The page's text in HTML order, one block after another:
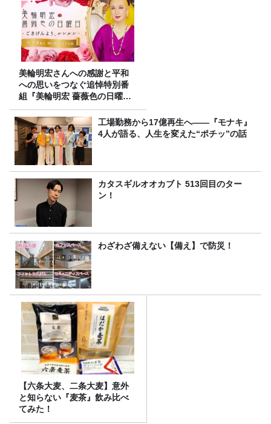
美輪明宏さんへの感謝と平和
への思いをつなぐ追悼特別番
組『美輪明宏 薔薇色の日曜日
～ごきげんよう、ルンルン
～』8/9（日）16時放送工場勤務から17億再生へ——『モナキ』
4人が語る、人生を変えた“ポチッ”の話
カタスギルオオカブト 513回目のター
ン！
わざわざ備えない【備え】で防災！
【六条大麦、二条大麦】意外
と知らない『麦茶』飲み比べ
てみた！